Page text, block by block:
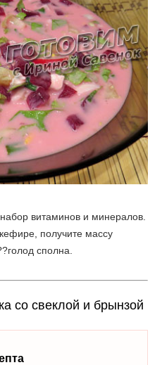
витаминов и минералов.
получите массу
сполна.
со свеклой и брынзой